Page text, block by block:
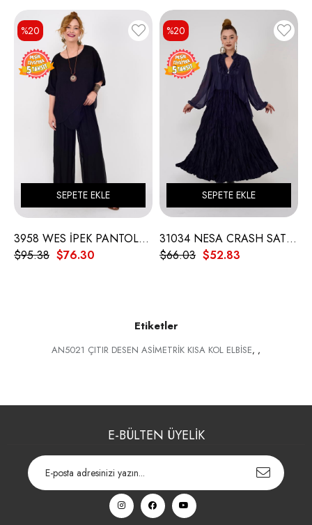
3958 WES İPEK PANTOLON
$76.30
$95.38
SEPETE EKLE
%20
31034 NESA CRASH SATEN ETEK
$52.83
$66.03
SEPETE EKLE
%20
Etiketler
AN5021 ÇITIR DESEN ASİMETRİK KISA KOL ELBİSE, ,
E-BÜLTEN ÜYELİK